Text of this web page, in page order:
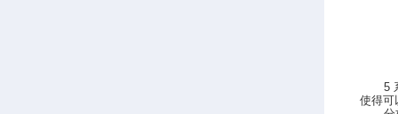
5
使得可